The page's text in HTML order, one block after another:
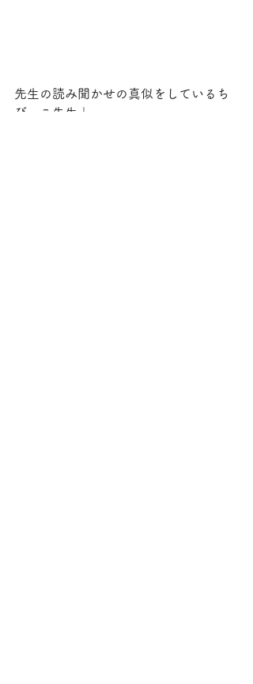
先生の読み聞かせの真似をしているち
びっこ先生↓